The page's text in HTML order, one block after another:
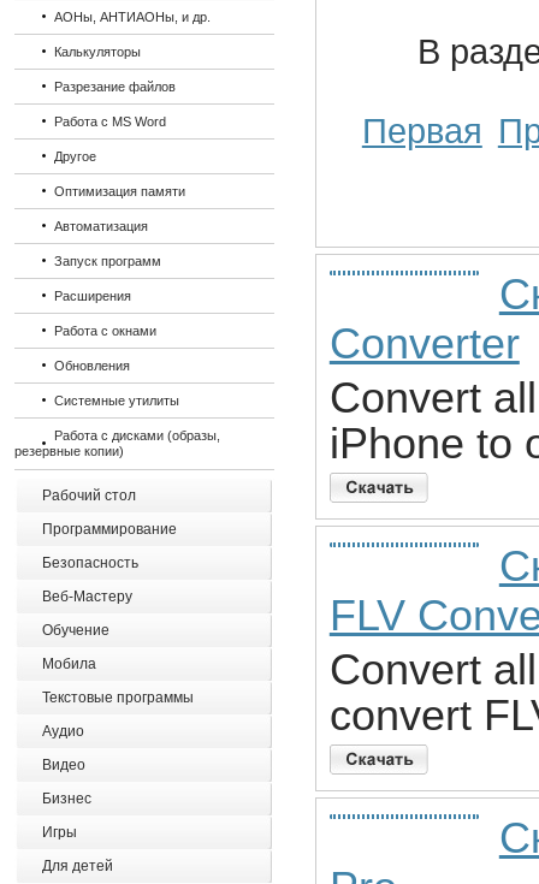
АОНы, АНТИАОНы, и др.
Калькуляторы
Разрезание файлов
Работа с MS Word
Другое
Оптимизация памяти
Автоматизация
Запуск программ
Расширения
Работа с окнами
Обновления
Системные утилиты
Работа с дисками (образы,
резервные копии)
Рабочий стол
Программирование
Безопасность
Веб-Мастеру
Обучение
Мобила
Текстовые программы
Аудио
Видео
Бизнес
Игры
Для детей
В
Первая
Converter
Convert
iPhone to
FLV
Convert
convert